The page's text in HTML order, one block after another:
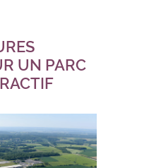
UN PARC